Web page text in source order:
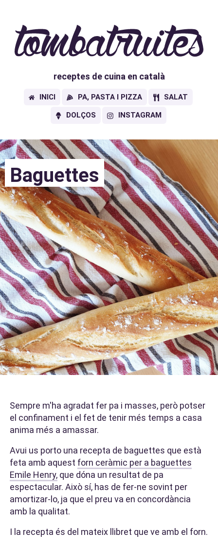
receptes de cuina en català
INICI PA, PASTA I PIZZA SALAT
DOLÇOS INSTAGRAM
Baguettes
Sempre m'ha agradat fer pa i masses, però potser
el confinament i el fet de tenir més temps a casa
anima més a amassar.
Avui us porto una recepta de baguettes que està
feta amb aquest forn ceràmic per a baguettes
Emile Henry, que dóna un resultat de pa
espectacular. Això sí, has de fer-ne sovint per
amortizar-lo, ja que el preu va en concordància
amb la qualitat.
I la recepta és del mateix llibret que ve amb el forn.